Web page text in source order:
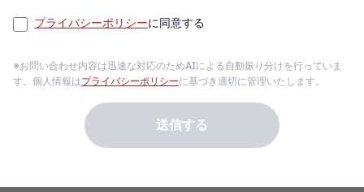
プライバシーポリシーに同意する
※お問い合わせ内容は迅速な対応のためAIによる自動振り分けを行っていま
す。個人情報はプライバシーポリシーに基づき適切に管理いたします。
送信する